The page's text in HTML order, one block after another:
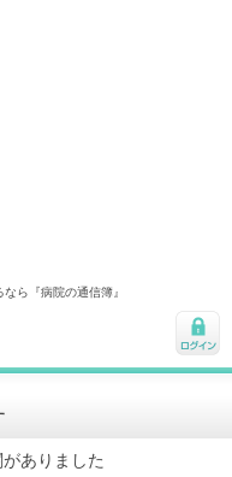
ら『病院の通信簿』
ログ
ありました